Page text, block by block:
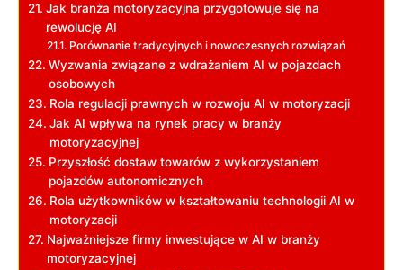
Jak branża‌ motoryzacyjna⁤ przygotowuje się⁣ na
⁣rewolucję AI
Porównanie⁢ tradycyjnych i‌ nowoczesnych ⁤rozwiązań
Wyzwania związane z wdrażaniem AI w ⁣pojazdach
osobowych
Rola regulacji⁢ prawnych w rozwoju‍ AI w motoryzacji
Jak AI wpływa⁣ na rynek pracy w branży
⁤motoryzacyjnej
Przyszłość dostaw towarów z wykorzystaniem‍
pojazdów⁣ autonomicznych
Rola użytkowników w kształtowaniu technologii​ AI w
motoryzacji
Najważniejsze firmy inwestujące w AI⁤ w branży
motoryzacyjnej